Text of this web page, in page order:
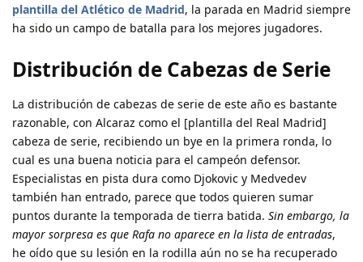
plantilla del Atlético de Madrid, la parada en Madrid siempre
ha sido un campo de batalla para los mejores jugadores.
Distribución de Cabezas de Serie
La distribución de cabezas de serie de este año es bastante
razonable, con Alcaraz como el [plantilla del Real Madrid]
cabeza de serie, recibiendo un bye en la primera ronda, lo
cual es una buena noticia para el campeón defensor.
Especialistas en pista dura como Djokovic y Medvedev
también han entrado, parece que todos quieren sumar
puntos durante la temporada de tierra batida. Sin embargo, la
mayor sorpresa es que Rafa no aparece en la lista de entradas,
he oído que su lesión en la rodilla aún no se ha recuperado